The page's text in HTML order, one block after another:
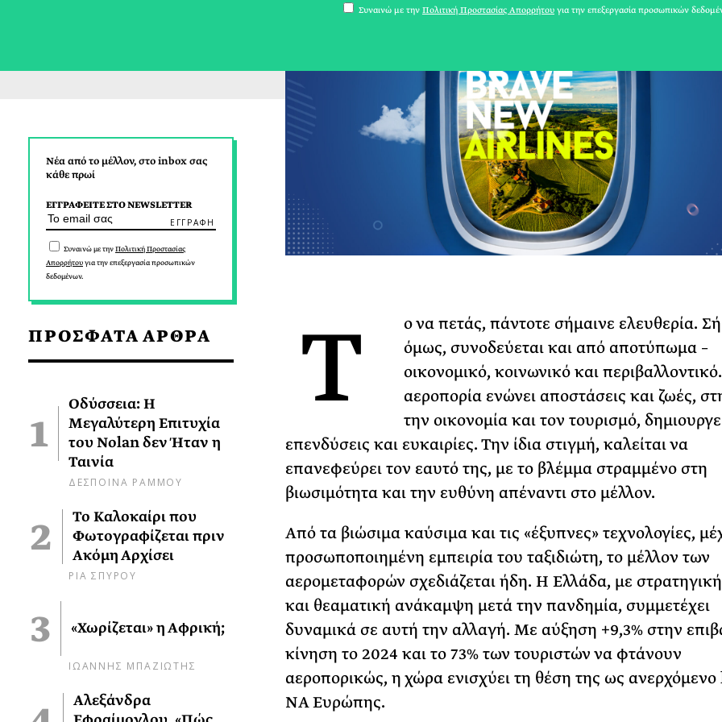
Νέα από το μέλλον, στο inbox σας
κάθε πρωί
ΕΓΓΡΑΦΕΙΤΕ ΣΤΟ NEWSLETTER
Συναινώ με τηνΠολιτική Προστασίας
Απορρήτουγια την επεξεργασία προσωπικών
δεδομένων.
ΠΡΟΣΦΑΤΑ ΑΡΘΡΑ
Οδύσσεια: Η
Μεγαλύτερη Επιτυχία
του Nolan δεν Ήταν η
Ταινία
ΔΕΣΠΟΙΝΑ ΡΑΜΜΟΥ
Το Καλοκαίρι που
Φωτογραφίζεται πριν
Ακόμη Αρχίσει
ΡΙΑ ΣΠΥΡΟΥ
«Χωρίζεται» η Αφρική;
ΙΩΑΝΝΗΣ ΜΠΑΖΙΩΤΗΣ
Αλεξάνδρα
Τ
ο να πετάς, πάντοτε σήμαινε ελευθερία.
όμως, συνοδεύεται και από αποτύπωμα –
οικονομικό, κοινωνικό και
αεροπορία ενώνει αποστάσεις και ζωές,
την οικονομία και τον τουρισμό,
επενδύσεις και ευκαιρίες. Την ίδια στιγμή, καλείται να
επανεφεύρει τον εαυτό της, με το βλέμμα στραμμένο στη
βιωσιμότητα και την ευθύνη απέναντι στο μέλλον.
Από τα βιώσιμα καύσιμα και τις «έξυπνες» τεχνολογίες,
προσωποποιημένη εμπειρία του ταξιδιώτη, το μέλλον των
αερομεταφορών σχεδιάζεται ήδη. Η Ελλάδα, με
και θεαματική ανάκαμψη μετά την πανδημία, συμμετέχει
δυναμικά σε αυτή την αλλαγή. Με αύξηση +9,3% στην
κίνηση το 2024 και το 73% των τουριστών να φτάνουν
αεροπορικώς, η χώρα ενισχύει τη θέση της ως ανερχόμενο
ΝΑ Ευρώπης.
31 ΙΟΥΛΙΟΥ 2026
Το Καλοκαίρι που
Φωτογραφίζεται
Ακόμη Αρχίσει
ΡΙΑ ΣΠΥΡΟΥ
Συναινώ με την Πολιτική Προστασίας Απορρήτου για την επεξεργασία προσωπικών